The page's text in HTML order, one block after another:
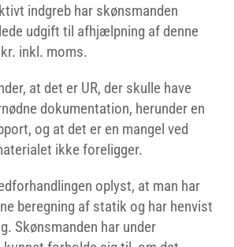
indgreb har skønsmanden
udgift til afhjælpning af denne
inkl. moms.
at det er UR, der skulle have
dokumentation, herunder en
og at det er en mangel ved
ikke foreligger.
oplyst, at man har
beregning af statik og har henvist
Skønsmanden har under